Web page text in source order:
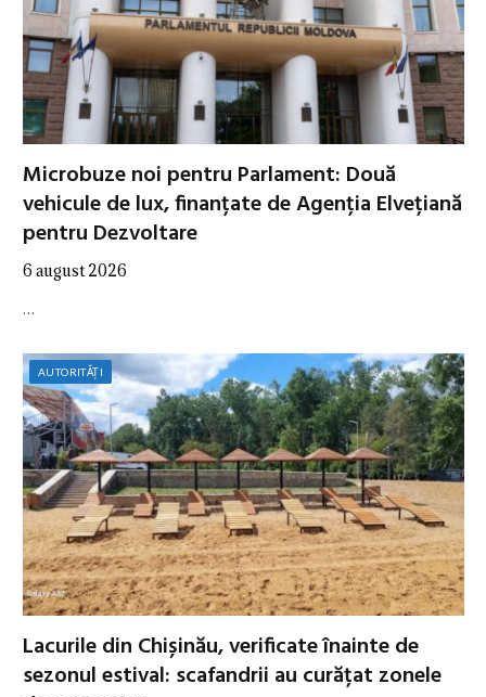
Microbuze noi pentru Parlament: Două
vehicule de lux, finanțate de Agenția Elvețiană
pentru Dezvoltare
6 august 2026
…
AUTORITĂȚI
Lacurile din Chișinău, verificate înainte de
sezonul estival: scafandrii au curățat zonele